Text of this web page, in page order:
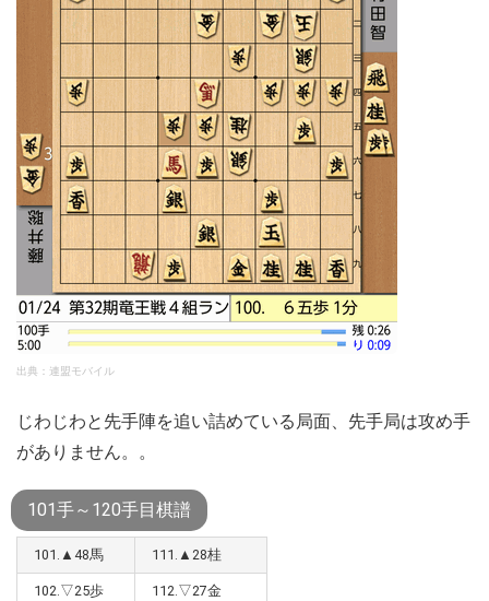
出典：連盟モバイル
じわじわと先手陣を追い詰めている局面、先手局は攻め手
がありません。。
101手～120手目棋譜
101.▲48馬 111.▲28桂
102.▽25歩 112.▽27金